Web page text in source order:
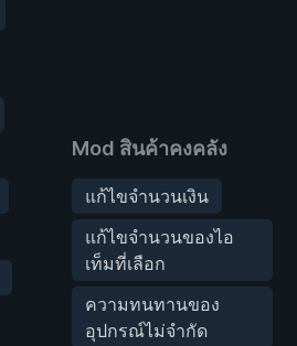
Mod สินค้าคงคลัง
แก้ไขจำนวนเงิน
แก้ไขจำนวนของไอ
เท็มที่เลือก
ความทนทานของ
อุปกรณ์ไม่จำกัด